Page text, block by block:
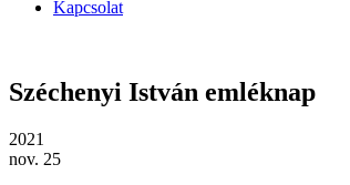
Kapcsolat
Széchenyi István emléknap
2021
nov. 25